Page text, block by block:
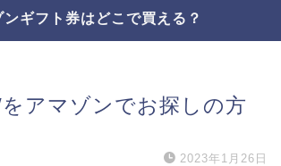
ンギフト券はどこで買える？
アマゾンでお探しの方
2023年1月26日